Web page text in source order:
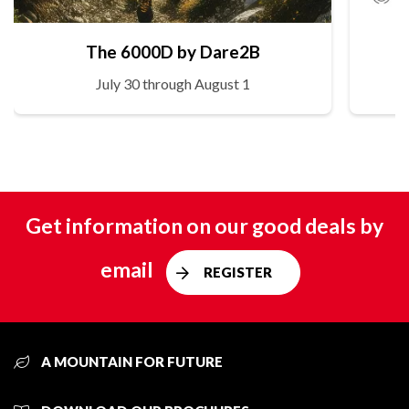
The 6000D by Dare2B
July 30 through August 1
Get information on our good deals by
email
REGISTER
A MOUNTAIN FOR FUTURE